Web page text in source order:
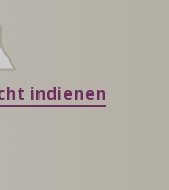
indienen